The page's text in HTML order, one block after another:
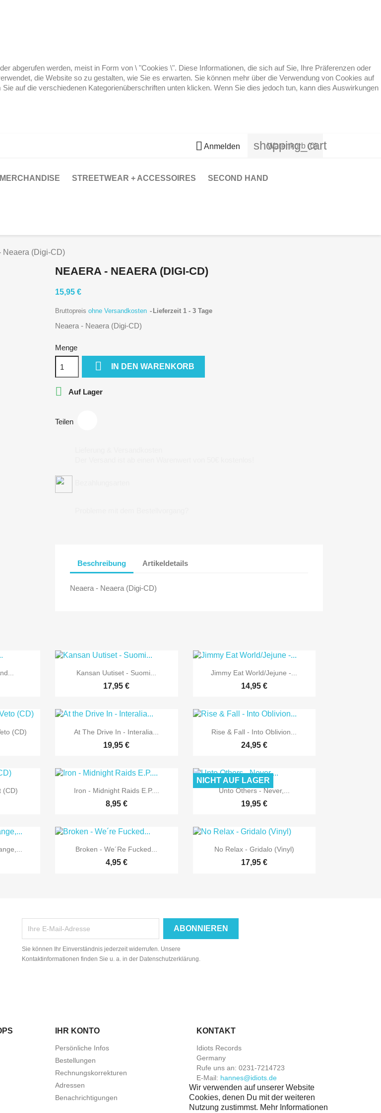
abgerufen werden, meist in Form von \ "Cookies \". Diese Informationen, die sich auf Sie, Ihre Präferenzen oder
die Website so zu gestalten, wie Sie es erwarten. Sie können mehr über die Verwendung von Cookies auf
auf die verschiedenen Kategorienüberschriften unten klicken. Wenn Sie dies jedoch tun, kann dies Auswirkungen
 Anmelden shopping_cart
Warenkorb (0)
MERCHANDISE STREETWEAR + ACCESSOIRES SECOND HAND
Neaera (Digi-CD)
NEAERA - NEAERA (DIGI-CD)
15,95 €
Bruttopreis ohne Versandkosten Lieferzeit 1 - 3 Tage
Neaera - Neaera (Digi-CD)
Menge
 IN DEN WARENKORB
 Auf Lager
Teilen
Beschreibung Artikeldetails
Neaera - Neaera (Digi-CD)
 Vorschau
Kansan Uutiset - Suomi...
17,95 €
 Vorschau
Jimmy Eat World/Jejune -...
14,95 €
(CD)  Vorschau
At The Drive In - Interalia...
19,95 €
 Vorschau
Rise & Fall - Into Oblivion...
24,95 €
(CD)  Vorschau
Iron - Midnight Raids E.P....
8,95 €
 Vorschau
Unto Others - Never,...
19,95 €
NICHT AUF LAGER
 Vorschau
Broken - We´re Fucked...
4,95 €
 Vorschau
No Relax - Gridalo (Vinyl)
17,95 €
Sie können Ihr Einverständnis jederzeit widerrufen. Unsere
Kontaktinformationen finden Sie u. a. in der Datenschutzerklärung.
IHR KONTO
Persönliche Infos
Bestellungen
Rechnungskorrekturen
Adressen
Benachrichtigungen
KONTAKT
Idiots Records
Germany
Rufe uns an: 0231-7214723
E-Mail: hannes@idiots.de
Wir verwenden auf unserer Website
Cookies, denen Du mit der weiteren
Nutzung zustimmst. Mehr Informationen